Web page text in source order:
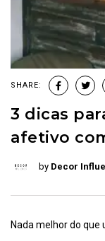
SHARE:
3 dicas
afetivo
by Decor
Nada melhor do